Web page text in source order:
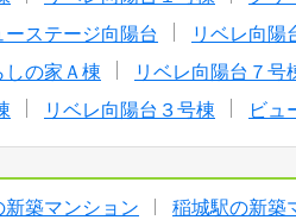
ーステージ向陽台 リベレ向陽
しの家Ａ棟 リベレ向陽台７号
リベレ向陽台３号棟 ビュ
新築マンション
稲城駅の新築